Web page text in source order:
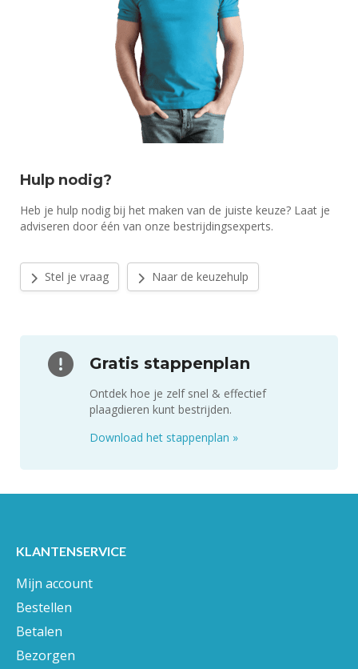
Hulp nodig?
Heb je hulp nodig bij het maken van de juiste keuze? Laat je
adviseren door één van onze bestrijdingsexperts.
Stel je vraag Naar de keuzehulp
Gratis stappenplan
Ontdek hoe je zelf snel & effectief
plaagdieren kunt bestrijden.
Download het stappenplan »
KLANTENSERVICE
Mijn account
Bestellen
Betalen
Bezorgen